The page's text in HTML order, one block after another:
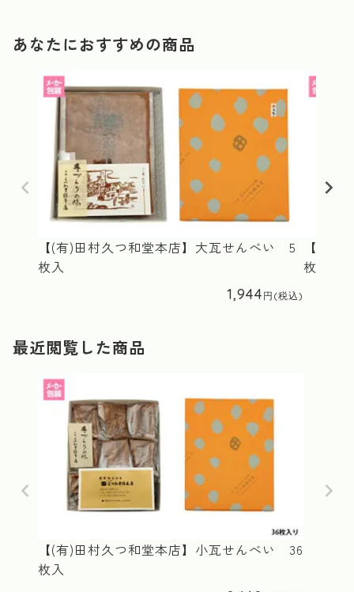
あなたにおすすめの商品
【(有)田村久つ和堂本店】大瓦せんべい 5
枚入
1,944
【(有)
枚入
最近閲覧した商品
【(有)田村久つ和堂本店】小瓦せんべい 36
枚入